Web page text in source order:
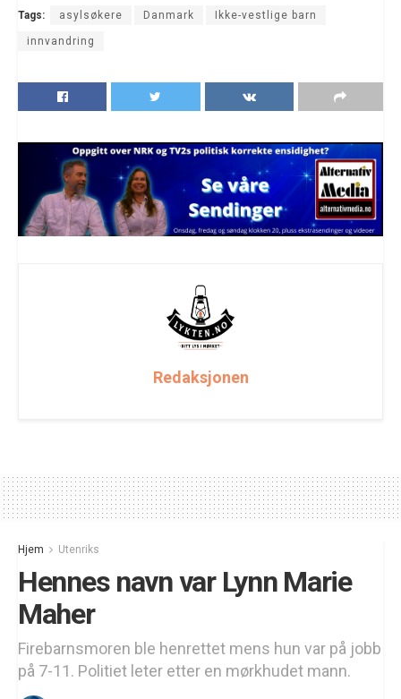
Tags: asylsøkere Danmark Ikke-vestlige barn
innvandring
Redaksjonen
Hjem Utenriks
Hennes navn var Lynn Marie
Maher
Firebarnsmoren ble henrettet mens hun var på jobb
på 7-11. Politiet leter etter en mørkhudet mann.